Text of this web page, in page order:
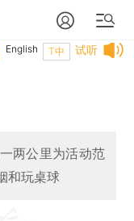
试听
T中
English
两公里为活动范
和玩桌球